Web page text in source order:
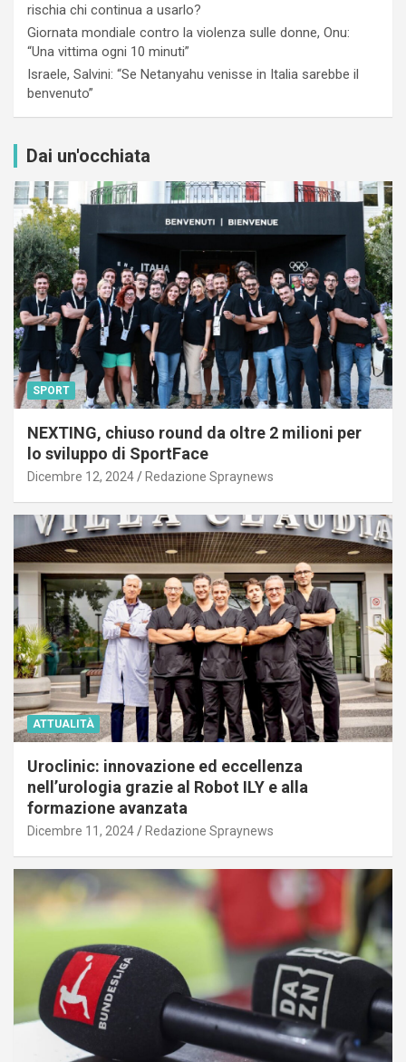
rischia chi continua a usarlo?
Giornata mondiale contro la violenza sulle donne, Onu:
“Una vittima ogni 10 minuti”
Israele, Salvini: “Se Netanyahu venisse in Italia sarebbe il
benvenuto”
Dai un'occhiata
SPORT
NEXTING, chiuso round da oltre 2 milioni per
lo sviluppo di SportFace
Dicembre 12, 2024 Redazione Spraynews
ATTUALITÀ
Uroclinic: innovazione ed eccellenza
nell’urologia grazie al Robot ILY e alla
formazione avanzata
Dicembre 11, 2024 Redazione Spraynews